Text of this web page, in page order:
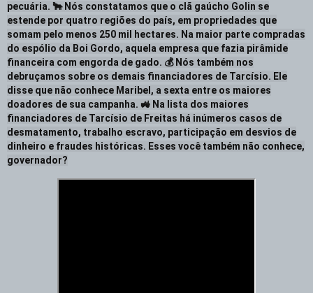
pecuária. 🐂 Nós constatamos que o clã gaúcho Golin se
estende por quatro regiões do país, em propriedades que
somam pelo menos 250 mil hectares. Na maior parte compradas
do espólio da Boi Gordo, aquela empresa que fazia pirâmide
financeira com engorda de gado. 💰 Nós também nos
debruçamos sobre os demais financiadores de Tarcísio. Ele
disse que não conhece Maribel, a sexta entre os maiores
doadores de sua campanha. 🚜 Na lista dos maiores
financiadores de Tarcísio de Freitas há inúmeros casos de
desmatamento, trabalho escravo, participação em desvios de
dinheiro e fraudes históricas. Esses você também não conhece,
governador?